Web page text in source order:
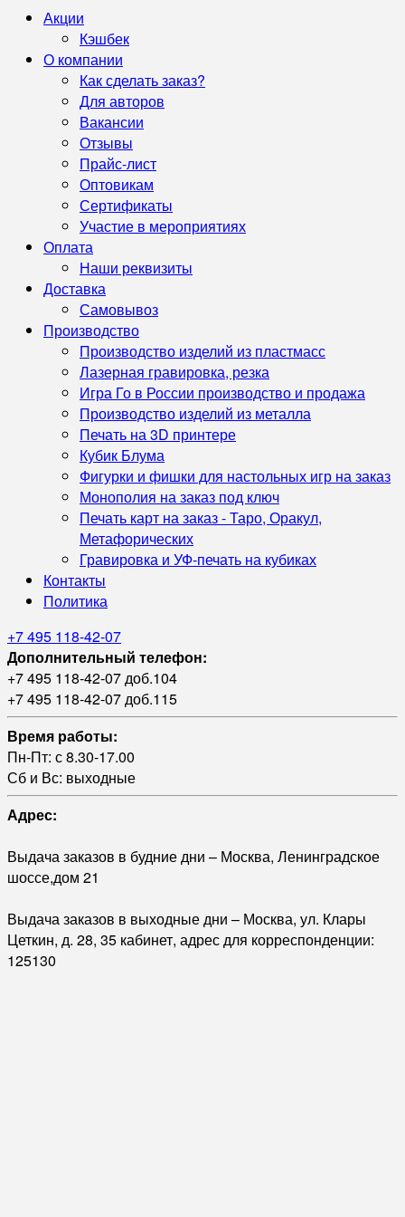
Акции
Кэшбек
О компании
Как сделать заказ?
Для авторов
Вакансии
Отзывы
Прайс-лист
Оптовикам
Сертификаты
Участие в мероприятиях
Оплата
Наши реквизиты
Доставка
Самовывоз
Производство
Производство изделий из пластмасс
Лазерная гравировка, резка
Игра Го в России производство и продажа
Производство изделий из металла
Печать на 3D принтере
Кубик Блума
Фигурки и фишки для настольных игр на заказ
Монополия на заказ под ключ
Печать карт на заказ - Таро, Оракул,
Метафорических
Гравировка и УФ‑печать на кубиках
Контакты
Политика
+7 495 118-42-07
Дополнительный телефон:
+7 495 118-42-07 доб.104
+7 495 118-42-07 доб.115
Время работы:
Пн-Пт: с 8.30-17.00
Сб и Вс: выходные
Адрес:
Выдача заказов в будние дни – Москва, Ленинградское
шоссе,дом 21
Выдача заказов в выходные дни – Москва, ул. Клары
Цеткин, д. 28, 35 кабинет, адрес для корреспонденции:
125130